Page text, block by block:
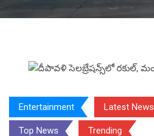
Entertainment Latest News
Top News Trending